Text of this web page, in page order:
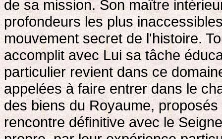
de sa mission. Son maître
profondeurs les plus
mouvement secret de l'histoire.
accomplit avec Lui sa tâche
particulier revient dans ce
appelées à faire entrer dans le
des biens du Royaume,
rencontre définitive avec le